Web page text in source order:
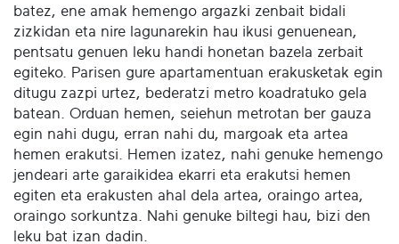
batez, ene amak hemengo argazki zenbait bidali
zizkidan eta nire lagunarekin hau ikusi genuenean,
pentsatu genuen leku handi honetan bazela zerbait
egiteko. Parisen gure apartamentuan erakusketak egin
ditugu zazpi urtez, bederatzi metro koadratuko gela
batean. Orduan hemen, seiehun metrotan ber gauza
egin nahi dugu, erran nahi du, margoak eta artea
hemen erakutsi. Hemen izatez, nahi genuke hemengo
jendeari arte garaikidea ekarri eta erakutsi hemen
egiten eta erakusten ahal dela artea, oraingo artea,
oraingo sorkuntza. Nahi genuke biltegi hau, bizi den
leku bat izan dadin.